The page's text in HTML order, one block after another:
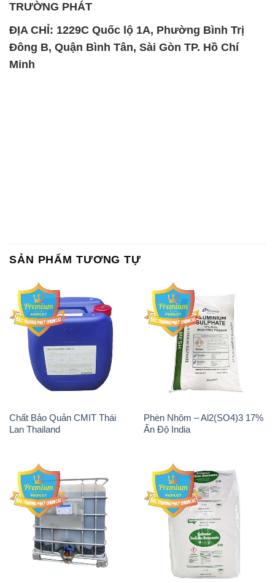
TRƯỜNG PHÁT
ĐỊA CHỈ: 1229C Quốc lộ 1A, Phường Bình Trị
Đông B, Quận Bình Tân, Sài Gòn TP. Hồ Chí
Minh
SẢN PHẨM TƯƠNG TỰ
Chất Bảo Quản CMIT Thái
Lan Thailand
Phèn Nhôm – Al2(SO4)3 17%
Ấn Độ India